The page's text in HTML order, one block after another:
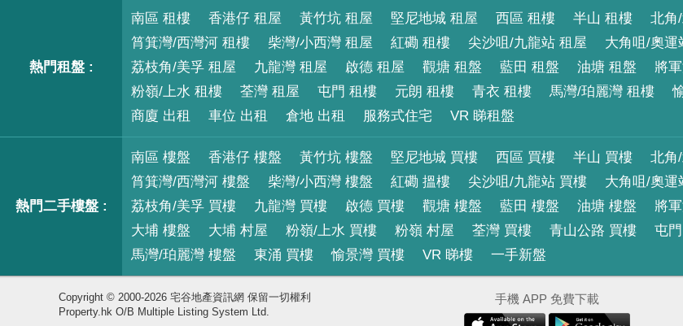
熱門租盤 :
南區 租樓 香港仔 租屋 黃竹坑 租屋 堅尼地城 租屋 西區 租樓 半山 租樓 北角
筲箕灣/西灣河 租樓
柴灣/小西灣 租屋 紅磡 租樓 尖沙咀/九龍站 租屋 大角咀/奧運
荔枝角/美孚 租屋
九龍灣 租屋 啟德 租屋 觀塘 租盤 藍田 租盤 油塘 租盤 將
粉嶺/上水 租樓
荃灣 租屋 屯門 租樓 元朗 租樓 青衣 租樓 馬灣/珀麗灣 租樓
商廈 出租
車位 出租 倉地 出租 服務式住宅 VR 睇租盤
熱門二手樓盤 :
南區 樓盤 香港仔 樓盤 黃竹坑 樓盤 堅尼地城 買樓 西區 買樓 半山 買樓 北角
筲箕灣/西灣河 樓盤
柴灣/小西灣 樓盤 紅磡 搵樓 尖沙咀/九龍站 買樓 大角咀/奧運
荔枝角/美孚 買樓
九龍灣 買樓 啟德 買樓 觀塘 樓盤 藍田 樓盤 油塘 樓盤 將
大埔 樓盤
大埔 村屋 粉嶺/上水 買樓 粉嶺 村屋 荃灣 買樓 青山公路 買樓 屯
馬灣/珀麗灣 樓盤
東涌 買樓 愉景灣 買樓 VR 睇樓 一手新盤
Copyright © 2000-2026 宅谷地產資訊網 保留一切權利
Property.hk O/B Multiple Listing System Ltd.
手機 APP 免費下載